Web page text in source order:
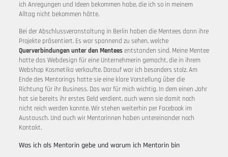
ich Anregungen und Ideen bekommen habe, die ich so in meinem
Alltag nicht bekommen hätte.
Bei der Abschlussveranstaltung in Berlin haben die Mentees dann ihre
Projekte präsentiert. Es war spannend zu sehen, welche
Querverbindungen unter den Menteesentstanden sind. Meine Mentee
hatte das Webdesign für eine Unternehmerin gemacht, die in ihrem
Webshop Kosmetika verkaufte. Darauf war ich besonders stolz. Am
Ende des Mentorings hatte sie eine klare Vorstellung über die
Richtung für ihr Business. Das war für mich wichtig. In dem einen Jahr
hat sie bereits ihr erstes Geld verdient, auch wenn sie damit noch
nicht reich werden konnte. Wir stehen weiterhin per Facebook im
Austausch. Und auch wir Mentorinnen haben untereinander noch
Kontakt.
Was ich als Mentorin gebe und warum ich Mentorin bin